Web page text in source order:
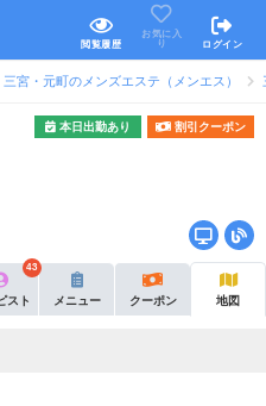
閲覧履歴
お気に入
り
ログイン
三宮・元町のメンズエステ（メンエス）
本日出勤あり 割引クーポン
スト
43
メニュー クーポン 地図